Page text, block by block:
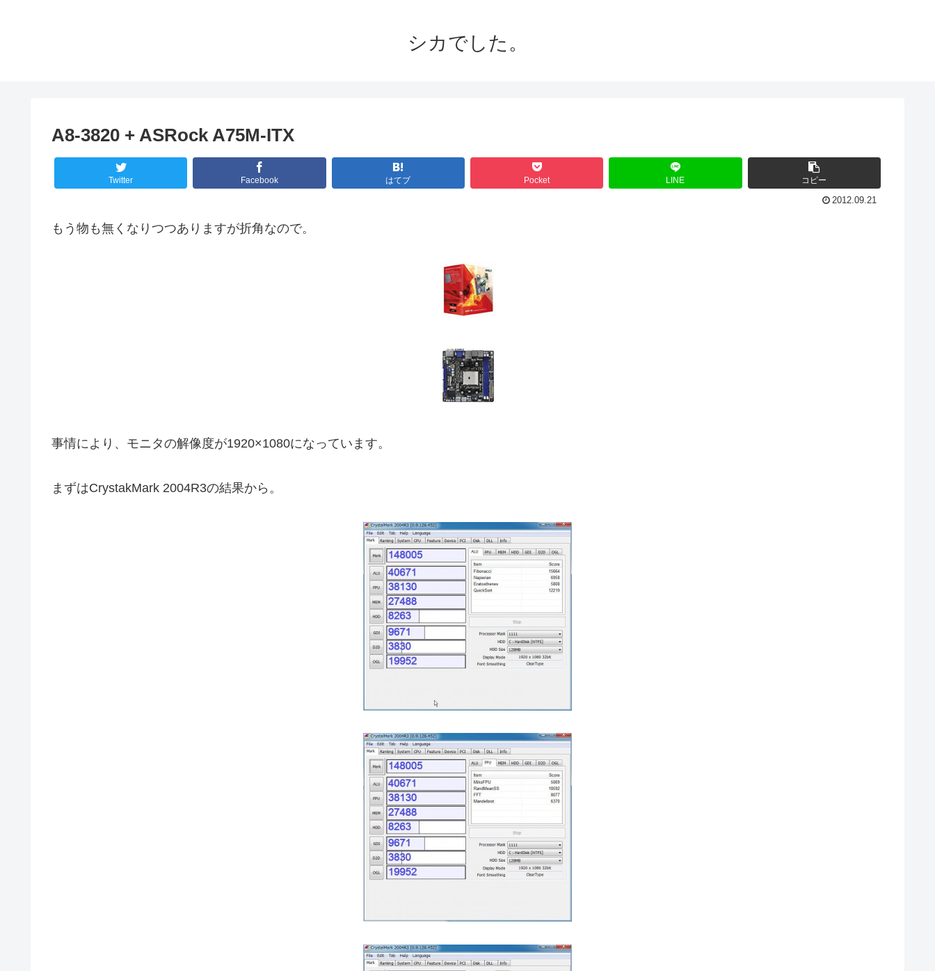
シカでした。
A8-3820 + ASRock A75M-ITX
Twitter Facebook はてブ Pocket LINE コピー
2012.09.21
もう物も無くなりつつありますが折角なので。
事情により、モニタの解像度が1920×1080になっています。
まずはCrystakMark 2004R3の結果から。